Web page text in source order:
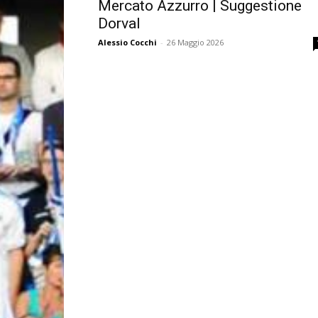
Mercato Azzurro | Suggestione
Dorval
Alessio Cocchi - 26 Maggio 2026